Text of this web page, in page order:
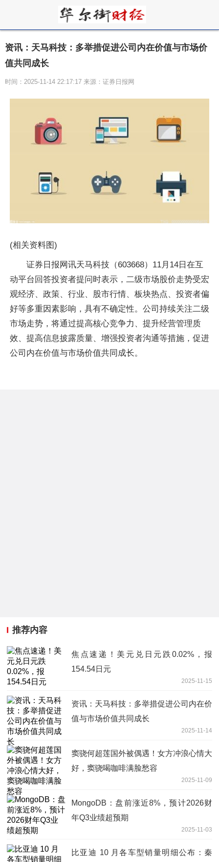
资讯：天马科技：多举措促进公司内在价值与市场价
值共同成长
时间：2025-11-14 22:17:17 来源：证券日报网
(相关资料图)
证券日报网讯天马科技（603668）11月14日在互
动平台回答投资者提问时表示，二级市场股价走势受宏
观经济、政策、行业、股市行情、板块热点、投资者偏
好等多重因素影响，具有不确定性。公司持续关注二级
市场走势，将通过提高核心竞争力、提升经营管理质
效、提高信息披露质量、增强投资者沟通等措施，促进
公司内在价值与市场价值共同成长。
推荐内容
焦点速递！美元兑日元跌0.02%，报
154.54日元
2025-11-15
资讯：天马科技：多举措促进公司内在价
值与市场价值共同成长
2025-11-14
窦骁何超莲国外被偶遇！女方冲浪心情大
好，窦骁喝咖啡满脸愁容
2025-11-09
MongoDB：盘前涨近8%，预计2026财
年Q3业绩超预期
2025-11-03
比亚迪 10 月各车型销量明细公布：秦